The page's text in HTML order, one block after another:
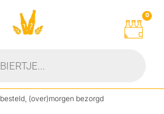
0
besteld, (over)morgen bezorgd